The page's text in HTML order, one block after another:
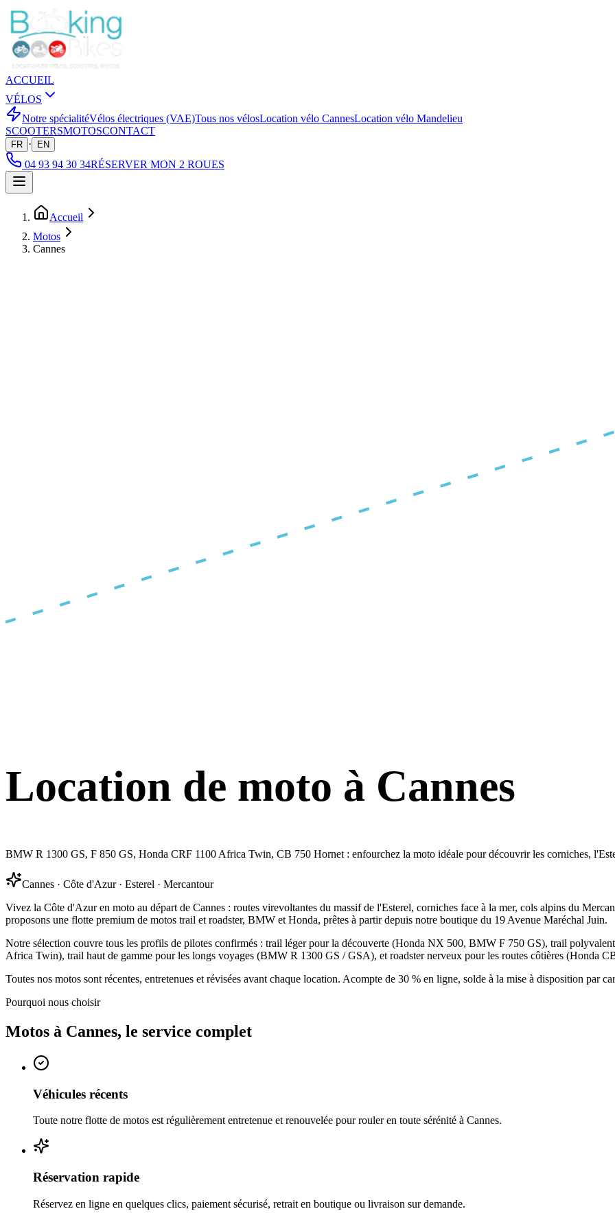
ACCUEIL
VÉLOS
Notre spécialitéVélos électriques (VAE)Tous nos vélosLocation vélo CannesLocation vélo Mandelieu
SCOOTERSMOTOSCONTACT
FR · EN
04 93 94 30 34RÉSERVER MON 2 ROUES
Accueil
Motos
Cannes
Location de moto à Cannes
BMW R 1300 GS, F 850 GS, Honda CRF 1100 Africa Twin, CB 750 Hornet : enfourchez la moto idéale pour découvrir les corniches,
Cannes · Côte d'Azur · Esterel · Mercantour
Vivez la Côte d'Azur en moto au départ de Cannes : routes virevoltantes du massif de l'Esterel, corniches face à la mer, cols alpins du
proposons une flotte premium de motos trail et roadster, BMW et Honda, prêtes à partir depuis notre boutique du 19 Avenue Maréchal Juin.
Notre sélection couvre tous les profils de pilotes confirmés : trail léger pour la découverte (Honda NX 500, BMW F 750 GS), trail
Africa Twin), trail haut de gamme pour les longs voyages (BMW R 1300 GS / GSA), et roadster nerveux pour les routes côtières (Honda
Toutes nos motos sont récentes, entretenues et révisées avant chaque location. Acompte de 30 % en ligne, solde à la mise à disposition par
Pourquoi nous choisir
Motos à Cannes, le service complet
Véhicules récents
Toute notre flotte de motos est régulièrement entretenue et renouvelée pour rouler en toute sérénité à Cannes.
Réservation rapide
Réservez en ligne en quelques clics, paiement sécurisé, retrait en boutique ou livraison sur demande.